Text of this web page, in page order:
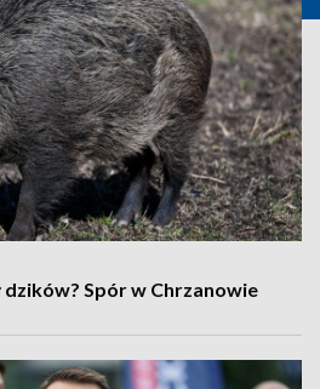
dzików? Spór w Chrzanowie